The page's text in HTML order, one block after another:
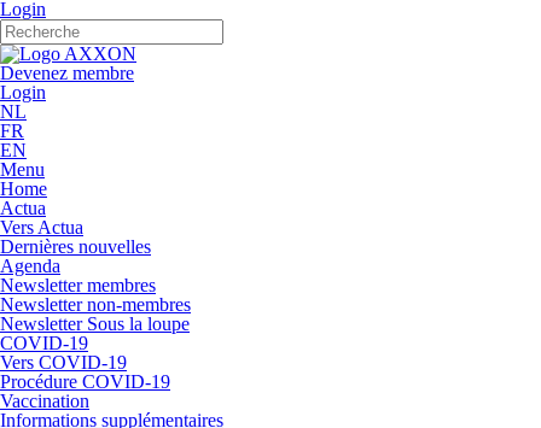
Login
Devenez membre
Login
NL
FR
EN
Menu
Home
Actua
Vers Actua
Dernières nouvelles
Agenda
Newsletter membres
Newsletter non-membres
Newsletter Sous la loupe
COVID-19
Vers COVID-19
Procédure COVID-19
Vaccination
Informations supplémentaires